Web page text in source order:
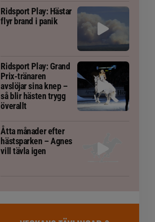
Ridsport Play: Hästar
flyr brand i panik
Ridsport Play: Grand
Prix-tränaren
avslöjar sina knep –
så blir hästen trygg
överallt
Åtta månader efter
hästsparken – Agnes
vill tävla igen